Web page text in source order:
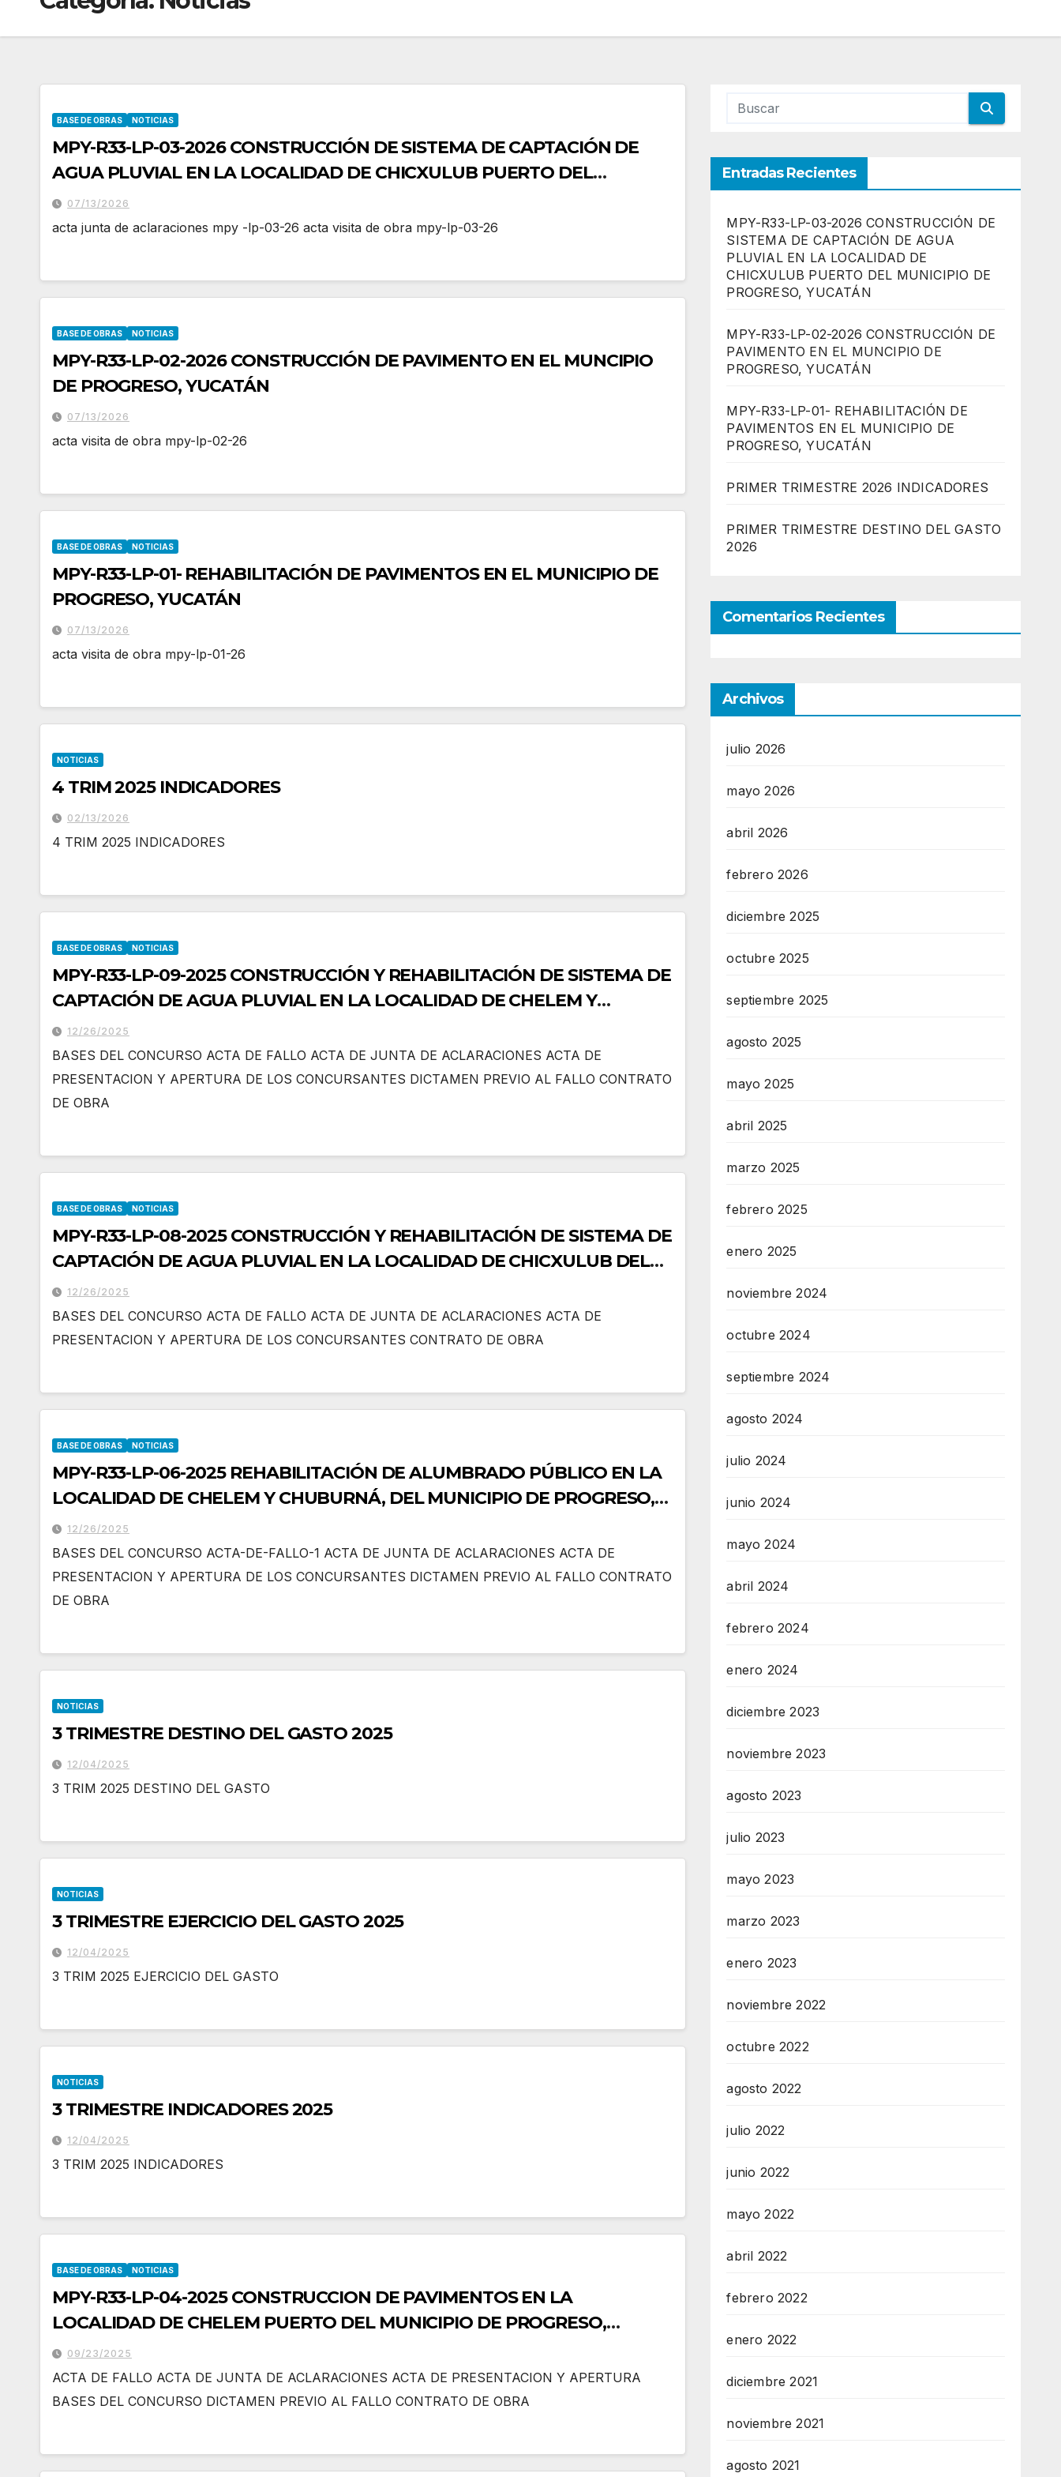
BASE DE OBRAS NOTICIAS
MPY-R33-LP-03-2026 CONSTRUCCIÓN DE SISTEMA DE CAPTACIÓN DE
AGUA PLUVIAL EN LA LOCALIDAD DE CHICXULUB PUERTO DEL
MUNICIPIO DE PROGRESO, YUCATÁN
07/13/2026
acta junta de aclaraciones mpy -lp-03-26 acta visita de obra mpy-lp-03-26
BASE DE OBRAS NOTICIAS
MPY-R33-LP-02-2026 CONSTRUCCIÓN DE PAVIMENTO EN EL MUNCIPIO
DE PROGRESO, YUCATÁN
07/13/2026
acta visita de obra mpy-lp-02-26
BASE DE OBRAS NOTICIAS
MPY-R33-LP-01- REHABILITACIÓN DE PAVIMENTOS EN EL MUNICIPIO DE
PROGRESO, YUCATÁN
07/13/2026
acta visita de obra mpy-lp-01-26
NOTICIAS
4 TRIM 2025 INDICADORES
02/13/2026
4 TRIM 2025 INDICADORES
BASE DE OBRAS NOTICIAS
MPY-R33-LP-09-2025 CONSTRUCCIÓN Y REHABILITACIÓN DE SISTEMA DE
CAPTACIÓN DE AGUA PLUVIAL EN LA LOCALIDAD DE CHELEM Y
CHUBURNÁ, DEL MUNICIPIO DE PROGRESO, YUCATÁN
12/26/2025
BASES DEL CONCURSO ACTA DE FALLO ACTA DE JUNTA DE ACLARACIONES ACTA DE
PRESENTACION Y APERTURA DE LOS CONCURSANTES DICTAMEN PREVIO AL FALLO CONTRATO
DE OBRA
BASE DE OBRAS NOTICIAS
MPY-R33-LP-08-2025 CONSTRUCCIÓN Y REHABILITACIÓN DE SISTEMA DE
CAPTACIÓN DE AGUA PLUVIAL EN LA LOCALIDAD DE CHICXULUB DEL
MUNICIPIO DE PROGRESO, YUCATÁN
12/26/2025
BASES DEL CONCURSO ACTA DE FALLO ACTA DE JUNTA DE ACLARACIONES ACTA DE
PRESENTACION Y APERTURA DE LOS CONCURSANTES CONTRATO DE OBRA
BASE DE OBRAS NOTICIAS
MPY-R33-LP-06-2025 REHABILITACIÓN DE ALUMBRADO PÚBLICO EN LA
LOCALIDAD DE CHELEM Y CHUBURNÁ, DEL MUNICIPIO DE PROGRESO,
YUCATÁN
12/26/2025
BASES DEL CONCURSO ACTA-DE-FALLO-1 ACTA DE JUNTA DE ACLARACIONES ACTA DE
PRESENTACION Y APERTURA DE LOS CONCURSANTES DICTAMEN PREVIO AL FALLO CONTRATO
DE OBRA
NOTICIAS
3 TRIMESTRE DESTINO DEL GASTO 2025
12/04/2025
3 TRIM 2025 DESTINO DEL GASTO
NOTICIAS
3 TRIMESTRE EJERCICIO DEL GASTO 2025
12/04/2025
3 TRIM 2025 EJERCICIO DEL GASTO
NOTICIAS
3 TRIMESTRE INDICADORES 2025
12/04/2025
3 TRIM 2025 INDICADORES
BASE DE OBRAS NOTICIAS
MPY-R33-LP-04-2025 CONSTRUCCION DE PAVIMENTOS EN LA
LOCALIDAD DE CHELEM PUERTO DEL MUNICIPIO DE PROGRESO,
YUCATAN.
09/23/2025
ACTA DE FALLO ACTA DE JUNTA DE ACLARACIONES ACTA DE PRESENTACION Y APERTURA
BASES DEL CONCURSO DICTAMEN PREVIO AL FALLO CONTRATO DE OBRA
Entradas Recientes
MPY-R33-LP-03-2026 CONSTRUCCIÓN DE
SISTEMA DE CAPTACIÓN DE AGUA
PLUVIAL EN LA LOCALIDAD DE
CHICXULUB PUERTO DEL MUNICIPIO DE
PROGRESO, YUCATÁN
MPY-R33-LP-02-2026 CONSTRUCCIÓN DE
PAVIMENTO EN EL MUNCIPIO DE
PROGRESO, YUCATÁN
MPY-R33-LP-01- REHABILITACIÓN DE
PAVIMENTOS EN EL MUNICIPIO DE
PROGRESO, YUCATÁN
PRIMER TRIMESTRE 2026 INDICADORES
PRIMER TRIMESTRE DESTINO DEL GASTO
2026
Comentarios Recientes
Archivos
julio 2026
mayo 2026
abril 2026
febrero 2026
diciembre 2025
octubre 2025
septiembre 2025
agosto 2025
mayo 2025
abril 2025
marzo 2025
febrero 2025
enero 2025
noviembre 2024
octubre 2024
septiembre 2024
agosto 2024
julio 2024
junio 2024
mayo 2024
abril 2024
febrero 2024
enero 2024
diciembre 2023
noviembre 2023
agosto 2023
julio 2023
mayo 2023
marzo 2023
enero 2023
noviembre 2022
octubre 2022
agosto 2022
julio 2022
junio 2022
mayo 2022
abril 2022
febrero 2022
enero 2022
diciembre 2021
noviembre 2021
agosto 2021